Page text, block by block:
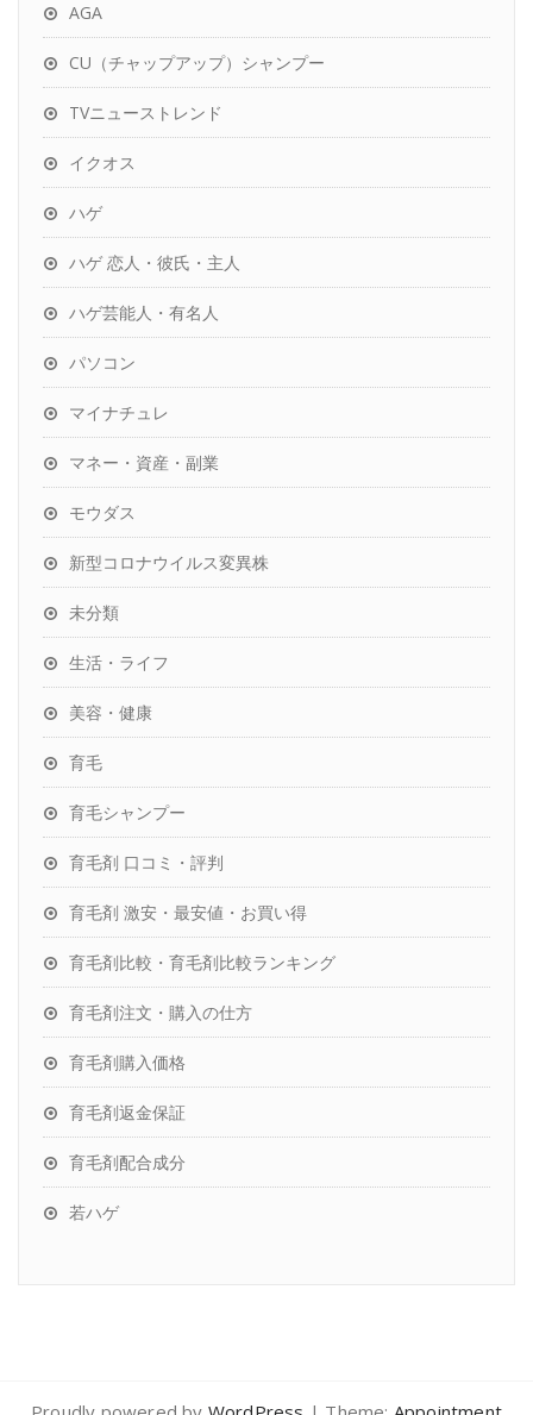
AGA
CU（チャップアップ）シャンプー
TVニューストレンド
イクオス
ハゲ
ハゲ 恋人・彼氏・主人
ハゲ芸能人・有名人
パソコン
マイナチュレ
マネー・資産・副業
モウダス
新型コロナウイルス変異株
未分類
生活・ライフ
美容・健康
育毛
育毛シャンプー
育毛剤 口コミ・評判
育毛剤 激安・最安値・お買い得
育毛剤比較・育毛剤比較ランキング
育毛剤注文・購入の仕方
育毛剤購入価格
育毛剤返金保証
育毛剤配合成分
若ハゲ